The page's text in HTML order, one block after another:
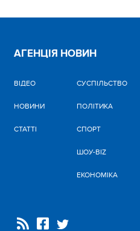
АГЕНЦІЯ НОВИН
ВІДЕО
НОВИНИ
СТАТТІ
CУСПІЛЬСТВО
ПОЛІТИКА
СПОРТ
ШОУ-BIZ
ЕКОНОМІКА